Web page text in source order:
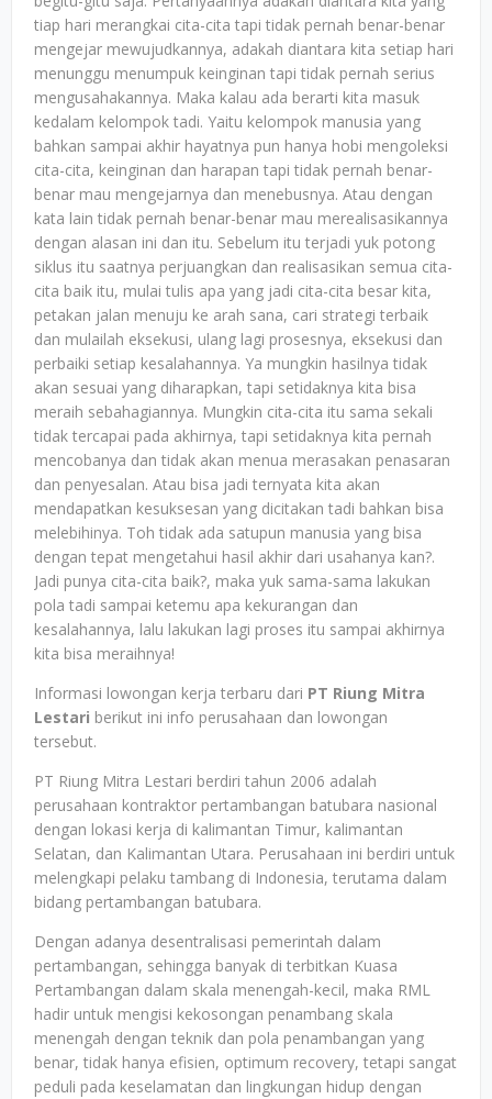
tiap hari merangkai cita-cita tapi tidak pernah benar-benar
mengejar mewujudkannya, adakah diantara kita setiap hari
menunggu menumpuk keinginan tapi tidak pernah serius
mengusahakannya. Maka kalau ada berarti kita masuk
kedalam kelompok tadi. Yaitu kelompok manusia yang
bahkan sampai akhir hayatnya pun hanya hobi mengoleksi
cita-cita, keinginan dan harapan tapi tidak pernah benar-
benar mau mengejarnya dan menebusnya. Atau dengan
kata lain tidak pernah benar-benar mau merealisasikannya
dengan alasan ini dan itu. Sebelum itu terjadi yuk potong
siklus itu saatnya perjuangkan dan realisasikan semua cita-
cita baik itu, mulai tulis apa yang jadi cita-cita besar kita,
petakan jalan menuju ke arah sana, cari strategi terbaik
dan mulailah eksekusi, ulang lagi prosesnya, eksekusi dan
perbaiki setiap kesalahannya. Ya mungkin hasilnya tidak
akan sesuai yang diharapkan, tapi setidaknya kita bisa
meraih sebahagiannya. Mungkin cita-cita itu sama sekali
tidak tercapai pada akhirnya, tapi setidaknya kita pernah
mencobanya dan tidak akan menua merasakan penasaran
dan penyesalan. Atau bisa jadi ternyata kita akan
mendapatkan kesuksesan yang dicitakan tadi bahkan bisa
melebihinya. Toh tidak ada satupun manusia yang bisa
dengan tepat mengetahui hasil akhir dari usahanya kan?.
Jadi punya cita-cita baik?, maka yuk sama-sama lakukan
pola tadi sampai ketemu apa kekurangan dan
kesalahannya, lalu lakukan lagi proses itu sampai akhirnya
kita bisa meraihnya!
Informasi lowongan kerja terbaru dari PT Riung Mitra
Lestari berikut ini info perusahaan dan lowongan
tersebut.
PT Riung Mitra Lestari berdiri tahun 2006 adalah
perusahaan kontraktor pertambangan batubara nasional
dengan lokasi kerja di kalimantan Timur, kalimantan
Selatan, dan Kalimantan Utara. Perusahaan ini berdiri untuk
melengkapi pelaku tambang di Indonesia, terutama dalam
bidang pertambangan batubara.
Dengan adanya desentralisasi pemerintah dalam
pertambangan, sehingga banyak di terbitkan Kuasa
Pertambangan dalam skala menengah-kecil, maka RML
hadir untuk mengisi kekosongan penambang skala
menengah dengan teknik dan pola penambangan yang
benar, tidak hanya efisien, optimum recovery, tetapi sangat
peduli pada keselamatan dan lingkungan hidup dengan